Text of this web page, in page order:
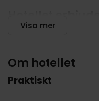
Hotel Herzog
innergård hittar ni
Visa mer
Om hotellet
Praktiskt